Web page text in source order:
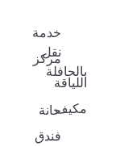
خدمة
نقل
بالحافلة
مركز
اللياقة
مكيفحانة
فندق